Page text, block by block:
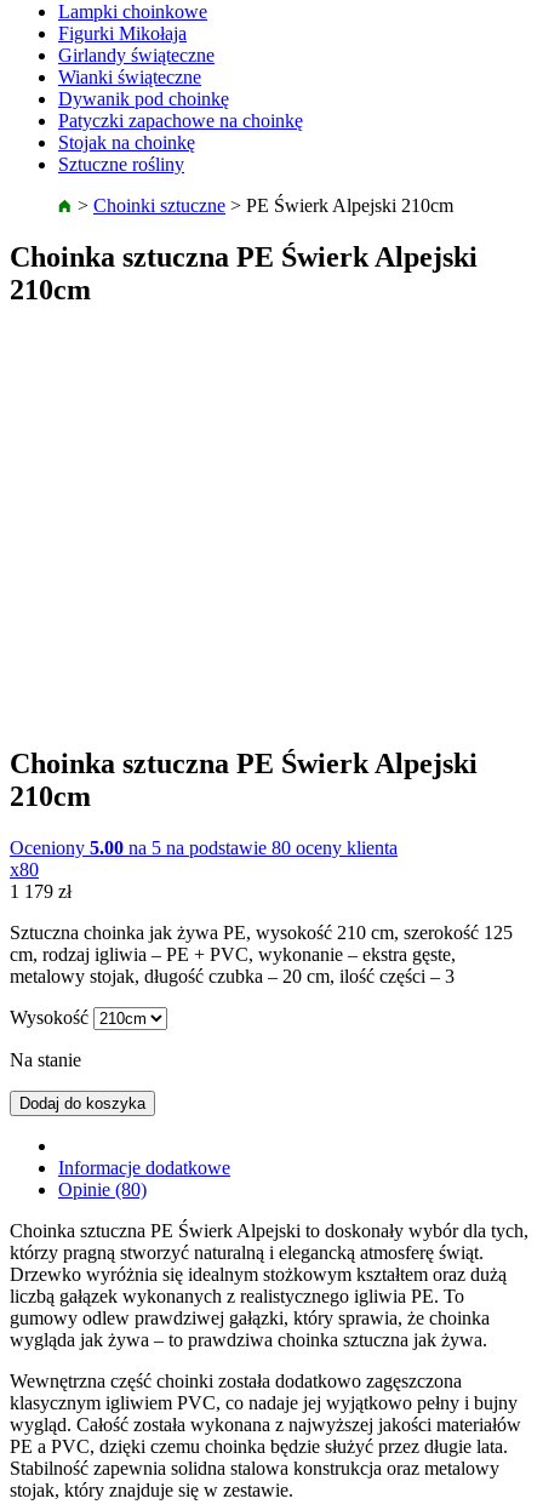
Lampki choinkowe
Figurki Mikołaja
Girlandy świąteczne
Wianki świąteczne
Dywanik pod choinkę
Patyczki zapachowe na choinkę
Stojak na choinkę
Sztuczne rośliny
> Choinki sztuczne > PE Świerk Alpejski 210cm
Choinka sztuczna PE Świerk Alpejski
210cm
Choinka sztuczna PE Świerk Alpejski
210cm
Oceniony 5.00 na 5 na podstawie 80 oceny klienta
x80
1 179 zł
Sztuczna choinka jak żywa PE, wysokość 210 cm, szerokość 125
cm, rodzaj igliwia – PE + PVC, wykonanie – ekstra gęste,
metalowy stojak, długość czubka – 20 cm, ilość części – 3
Wysokość
Na stanie
Dodaj do koszyka
Informacje dodatkowe
Opinie (80)
Choinka sztuczna PE Świerk Alpejski to doskonały wybór dla tych,
którzy pragną stworzyć naturalną i elegancką atmosferę świąt.
Drzewko wyróżnia się idealnym stożkowym kształtem oraz dużą
liczbą gałązek wykonanych z realistycznego igliwia PE. To
gumowy odlew prawdziwej gałązki, który sprawia, że choinka
wygląda jak żywa – to prawdziwa choinka sztuczna jak żywa.
Wewnętrzna część choinki została dodatkowo zagęszczona
klasycznym igliwiem PVC, co nadaje jej wyjątkowo pełny i bujny
wygląd. Całość została wykonana z najwyższej jakości materiałów
PE a PVC, dzięki czemu choinka będzie służyć przez długie lata.
Stabilność zapewnia solidna stalowa konstrukcja oraz metalowy
stojak, który znajduje się w zestawie.